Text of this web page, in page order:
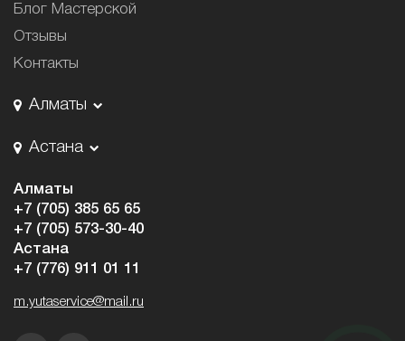
Блог Мастерской
Отзывы
Контакты
Алматы
Астана
Алматы
+7 (705) 385 65 65
+7 (705) 573-30-40
Астана
+7 (776) 911 01 11
m.yutaservice@mail.ru